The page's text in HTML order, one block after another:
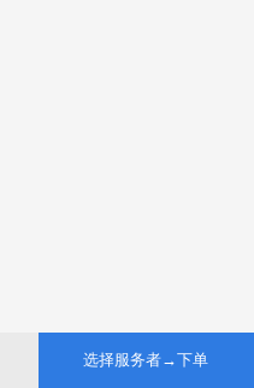
选择服务者→下单